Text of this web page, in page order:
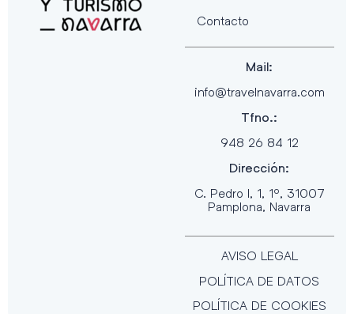
Contacto
Mail:
info@travelnavarra.com
Tfno.:
948 26 84 12
Dirección:
C. Pedro I, 1, 1º, 31007
Pamplona, Navarra
AVISO LEGAL
POLÍTICA DE DATOS
POLÍTICA DE COOKIES